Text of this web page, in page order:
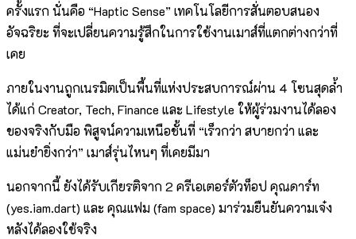
ครั้งแรก นั่นคือ “Haptic Sense” เทคโนโลยีการสั่นตอบสนอง
อัจฉริยะ ที่จะเปลี่ยนความรู้สึกในการใช้งานเมาส์ที่แตกต่างกว่าที่
เคย
ภายในงานถูกเนรมิตเป็นพื้นที่แห่งประสบการณ์ผ่าน 4 โซนสุดล้ำ
ได้แก่ Creator, Tech, Finance และ Lifestyle ให้ผู้ร่วมงานได้ลอง
ของจริงกับมือ พิสูจน์ความเหนือชั้นที่ “เร็วกว่า สบายกว่า และ
แม่นยำยิ่งกว่า” เมาส์รุ่นไหนๆ ที่เคยมีมา
นอกจากนี้ ยังได้รับเกียรติจาก 2 ครีเอเตอร์ตัวท็อป คุณดาร์ท
(yes.iam.dart) และ คุณแฟม (fam space) มาร่วมยืนยันความเจ๋ง
หลังได้ลองใช้จริง